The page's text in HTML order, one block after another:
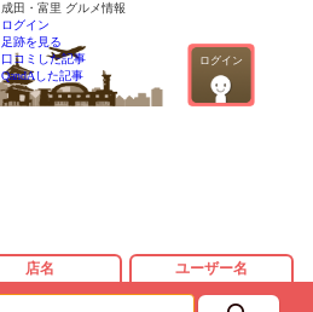
成田・富里 グルメ情報
ログイン
ログイン
足跡を見る
口コミした記事
QandAした記事
店名 ユーザー名